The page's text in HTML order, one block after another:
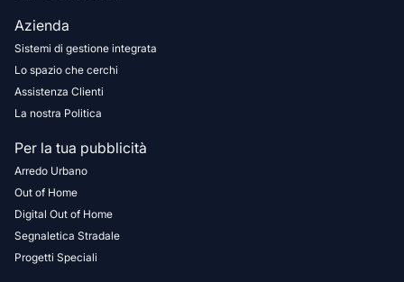
Azienda
Sistemi di gestione integrata
Lo spazio che cerchi
Assistenza Clienti
La nostra Politica
Per la tua pubblicità
Arredo Urbano
Out of Home
Digital Out of Home
Segnaletica Stradale
Progetti Speciali